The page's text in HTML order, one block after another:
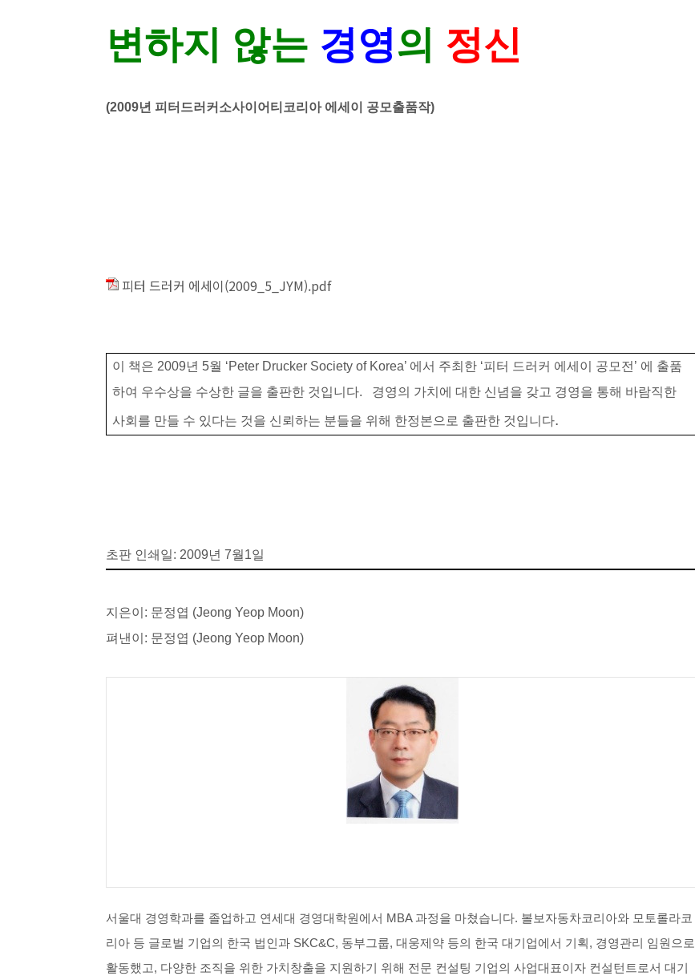
변하지 않는 경영의 정신
(2009년 피터드러커소사이어티코리아 에세이 공모출품작)
피터 드러커 에세이(2009_5_JYM).pdf
이 책은 2009년 5월 ‘Peter Drucker Society of Korea’ 에서 주최한 ‘피터 드러커 에세이 공모전 ’ 에 출품
하여 우수상을 수상한 글을 출판한 것입니다. 경영의 가치에 대한 신념을 갖고 경영을 통해 바람직한
사회를 만들 수 있다는 것을 신뢰하는 분들을 위해 한정본으로 출판한 것입니다.
초판 인쇄일: 2009년 7월1일
지은이 : 문정엽 (Jeong Yeop Moon)
펴낸이 : 문정엽 (Jeong Yeop Moon)
서울대 경영학과를 졸업하고 연세대 경영대학원에서 MBA과정을 마쳤습니다. 볼보자동차코리아와 모토롤라코
리아 등 글로벌 기업의 한국 법인과 SKC&C, 동부그룹, 대웅제약 등의 한국 대기업에서 기획, 경영관리
임원으로
활동했고, 다양한 조직을 위한 가치창출을 지원하기 위해 전문 컨설팅 기업의 사업대표이자 컨설턴트로서 대기